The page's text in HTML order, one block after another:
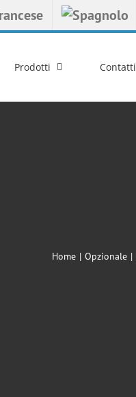
Prodotti Contatti
Home Opzionale